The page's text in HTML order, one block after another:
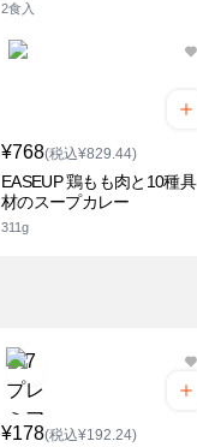
2食入
¥768(税込¥829.44)
EASEUP 鶏もも肉と10種具
材のスープカレー
311g
¥178(税込¥192.24)